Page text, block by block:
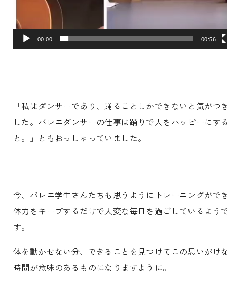
00:00 00:56
「私はダンサーであり、踊ることしかできないと気がつ
した。バレエダンサーの仕事は踊りで人をハッピーにす
と。」ともおっしゃっていました。
今、バレエ学生さんたちも思うようにトレーニングがで
体力をキープするだけで大変な毎日を過ごしているよう
す。
体を動かせない分、できることを見つけてこの思いがけ
時間が意味のあるものになりますように。